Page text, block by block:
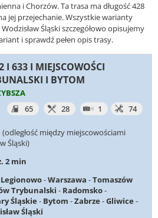
i Chorzów. Ta trasa ma długość 428
jej przejechanie. Wszystkie warianty
Śląski szczegółowo opisujemy
i sprawdź pełen opis trasy.
I 633 I MIEJSCOWOŚCI
I BYTOM
65
28 1 74
(odległość między miejscowościami
Śląski)
2 min
Legionowo-Warszawa -Tomaszów
Trybunalski - Radomsko-
Śląskie - Bytom -Zabrze -Gliwice -
Śląski